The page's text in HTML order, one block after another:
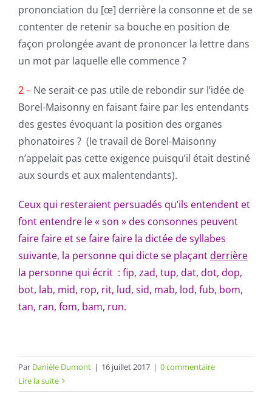
prononciation du [œ] derrière la consonne et de se
contenter de retenir sa bouche en position de
façon prolongée avant de prononcer la lettre dans
un mot par laquelle elle commence ?
2 – Ne serait-ce pas utile de rebondir sur l’idée de
Borel-Maisonny en faisant faire par les entendants
des gestes évoquant la position des organes
phonatoires ? (le travail de Borel-Maisonny
n’appelait pas cette exigence puisqu’il était destiné
aux sourds et aux malentendants).
Ceux qui resteraient persuadés qu’ils entendent et
font entendre le « son » des consonnes peuvent
faire faire et se faire faire la dictée de syllabes
suivante, la personne qui dicte se plaçantderrière
la personne qui écrit : fip, zad, tup, dat, dot, dop,
bot, lab, mid, rop, rit, lud, sid, mab, lod, fub, bom,
tan, ran, fom, bam, run.
Par Danièle Dumont | 16 juillet 2017 | 0 commentaire
Lire la suite